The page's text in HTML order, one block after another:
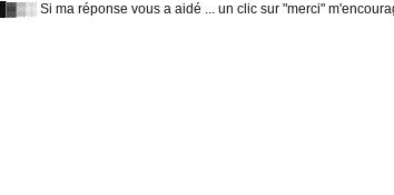
Si ma réponse vous a aidé ... un clic sur "merci"